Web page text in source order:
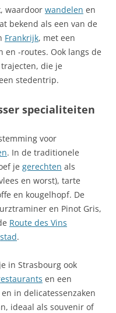
waardoor wandelen en
bekend als een van de
Frankrijk, met een
en -routes. Ook langs de
die je
stedentrip.
specialiteiten
voor
. In de traditionele
je gerechten als
en worst), tarte
en kougelhopf. De
en Pinot Gris,
Route des Vins
stad.
in Strasbourg ook
en een
in delicatessenzaken
ideaal als souvenir of